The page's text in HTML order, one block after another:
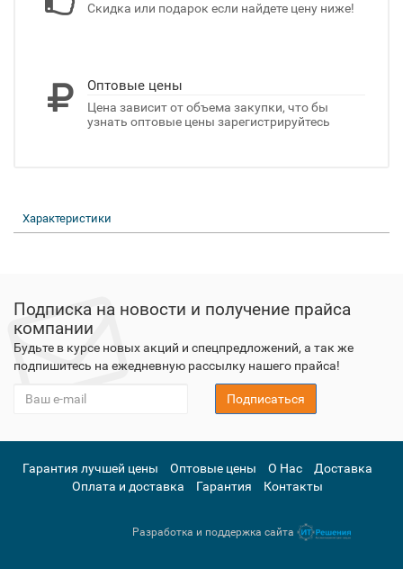
Скидка или подарок если найдете цену ниже!
Оптовые цены
Цена зависит от объема закупки, что бы
узнать оптовые цены зарегистрируйтесь
Характеристики
Подписка на новости и получение прайса
компании
Будьте в курсе новых акций и спецпредложений, а так же
подпишитесь на ежедневную рассылку нашего прайса!
Подписаться
Гарантия лучшей цены Оптовые цены О Нас
Доставка
Оплата и доставка
Гарантия Контакты
Разработка и поддержка сайта